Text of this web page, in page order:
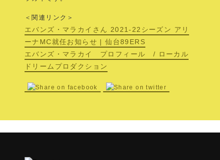
＜関連リンク＞
エバンズ・マラカイさん 2021-22シーズン アリ
ーナMC就任お知らせ | 仙台89ERS
エバンズ・マラカイ プロフィール / ローカル
ドリームプロダクション